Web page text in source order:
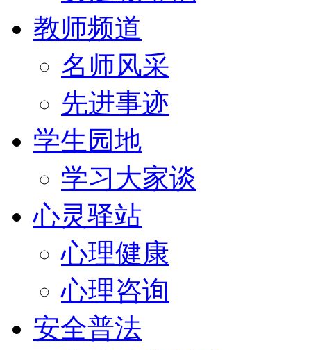
教师频道
名师风采
先进事迹
学生园地
学习大家谈
心灵驿站
心理健康
心理咨询
安全普法